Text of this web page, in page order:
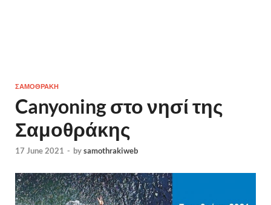
ΣΑΜΟΘΡΑΚΗ
Canyoning στο νησί της
Σαμοθράκης
17 June 2021 - bysamothrakiweb